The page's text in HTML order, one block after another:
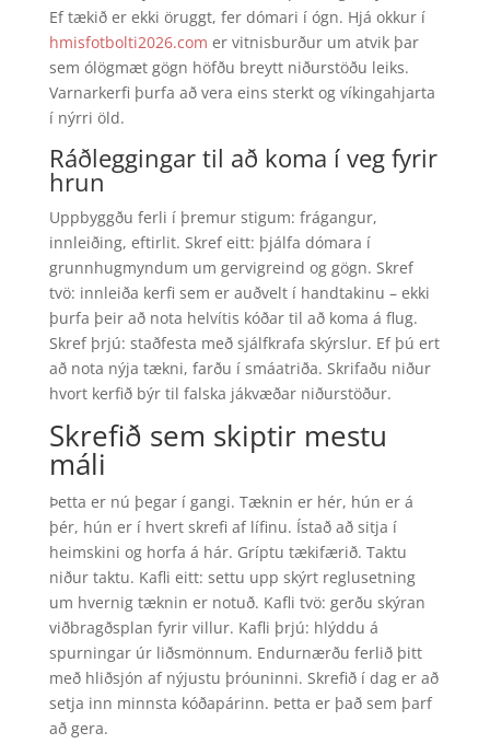
Ef tækið er ekki öruggt, fer dómari í ógn. Hjá okkur í
hmisfotbolti2026.com er vitnisburður um atvik þar
sem ólögmæt gögn höfðu breytt niðurstöðu leiks.
Varnarkerfi þurfa að vera eins sterkt og víkingahjarta
í nýrri öld.
Ráðleggingar til að koma í veg fyrir
hrun
Uppbyggðu ferli í þremur stigum: frágangur,
innleiðing, eftirlit. Skref eitt: þjálfa dómara í
grunnhugmyndum um gervigreind og gögn. Skref
tvö: innleiða kerfi sem er auðvelt í handtakinu – ekki
þurfa þeir að nota helvítis kóðar til að koma á flug.
Skref þrjú: staðfesta með sjálfkrafa skýrslur. Ef þú ert
að nota nýja tækni, farðu í smáatriða. Skrifaðu niður
hvort kerfið býr til falska jákvæðar niðurstöður.
Skrefið sem skiptir mestu
máli
Þetta er nú þegar í gangi. Tæknin er hér, hún er á
þér, hún er í hvert skrefi af lífinu. Ístað að sitja í
heimskini og horfa á hár. Gríptu tækifærið. Taktu
niður taktu. Kafli eitt: settu upp skýrt reglusetning
um hvernig tæknin er notuð. Kafli tvö: gerðu skýran
viðbragðsplan fyrir villur. Kafli þrjú: hlýddu á
spurningar úr liðsmönnum. Endurnærðu ferlið þitt
með hliðsjón af nýjustu þróuninni. Skrefið í dag er að
setja inn minnsta kóðapárinn. Þetta er það sem þarf
að gera.